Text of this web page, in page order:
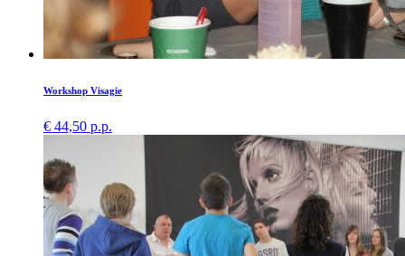
Workshop Visagie
€ 44,50 p.p.